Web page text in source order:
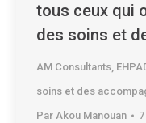
tous ceux qui
des soins et
AM Consultants,
soins et des
Par Akou Manouan